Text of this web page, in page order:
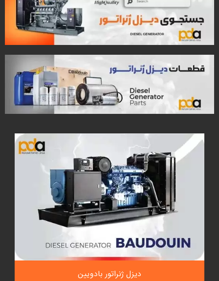
دیزل ژنراتور بادویین